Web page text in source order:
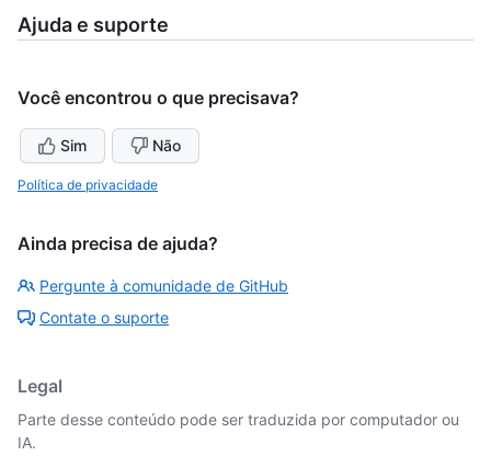
Ajuda e suporte
Você encontrou o que precisava?
Sim Não
Política de privacidade
Ainda precisa de ajuda?
Pergunte à comunidade de GitHub
Contate o suporte
Legal
Parte desse conteúdo pode ser traduzida por computador ou
IA.